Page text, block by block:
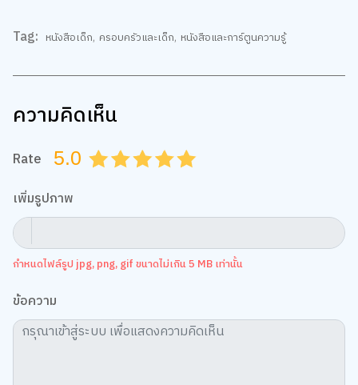
Tag: หนังสือเด็ก, ครอบครัวและเด็ก, หนังสือและการ์ตูนความรู้
ความคิดเห็น
Rate 5.0 4.5
4.0
3.5
3.0
2.5
2.0
1.5
1.0
0.5
เพิ่มรูปภาพ
กำหนดไฟล์รูป jpg, png, gif ขนาดไม่เกิน 5 MB เท่านั้น
ข้อความ